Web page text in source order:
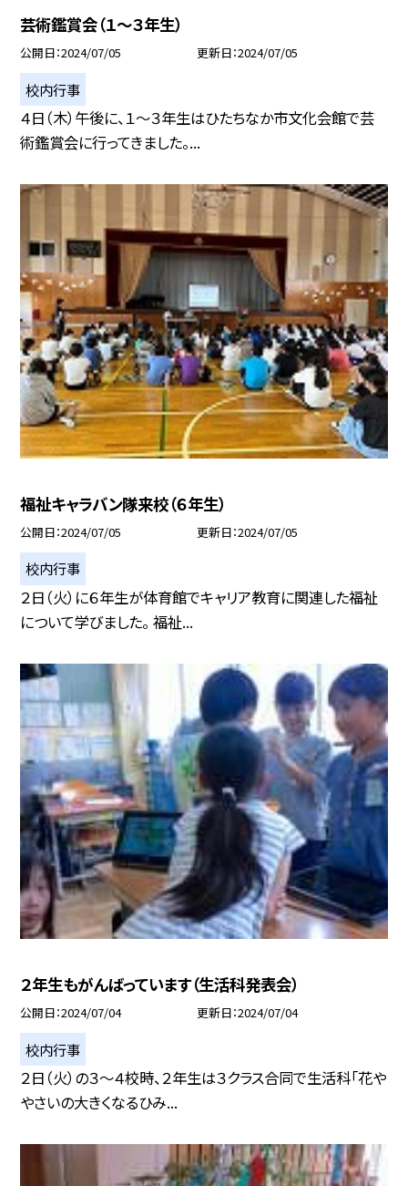
芸術鑑賞会（１〜３年生）
公開日 2024/07/05 更新日 2024/07/05
校内行事
４日（木）午後に、１〜３年生はひたちなか市文化会館で芸
術鑑賞会に行ってきました。...
福祉キャラバン隊来校（６年生）
公開日 2024/07/05 更新日 2024/07/05
校内行事
２日（火）に６年生が体育館でキャリア教育に関連した福祉
について学びました。 福祉...
２年生もがんばっています（生活科発表会）
公開日 2024/07/04 更新日 2024/07/04
校内行事
２日（火）の３〜４校時、２年生は３クラス合同で生活科「花や
やさいの大きくなるひみ...